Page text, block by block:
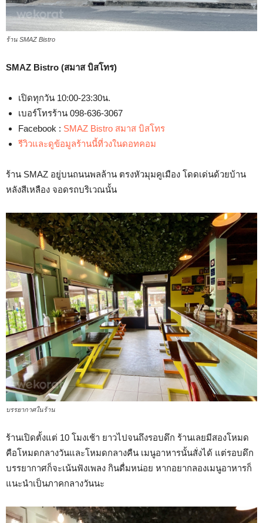
ร้าน SMAZ Bistro
SMAZ Bistro (สมาส บิสโทร)
เปิดทุกวัน 10:00-23:30น.
เบอร์โทรร้าน 098-636-3067
Facebook : SMAZ Bistro สมาส บิสโทร
รีวิวและดูข้อมูลร้านนี้ที่วงในดอทคอม
ร้าน SMAZ อยู่บนถนนพลล้าน ตรงหัวมุมคูเมือง โดดเด่นด้วยบ้าน
หลังสีเหลือง จอดรถบริเวณนั้น
บรรยากาศในร้าน
ร้านเปิดตั้งแต่ 10 โมงเช้า ยาวไปจนถึงรอบดึก ร้านเลยมีสองโหมด
คือโหมดกลางวันและโหมดกลางคืน เมนูอาหารนั้นสั่งได้ แต่รอบดึก
บรรยากาศก็จะเน้นฟังเพลง กินดื่มหน่อย หากอยากลองเมนูอาหารก็
แนะนำเป็นภาคกลางวันนะ